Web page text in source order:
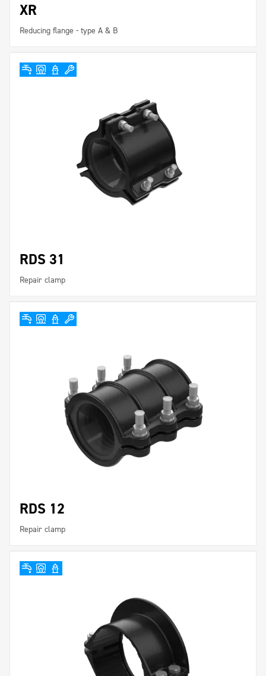
XR
Reducing flange - type A & B
RDS 31
Repair clamp
RDS 12
Repair clamp